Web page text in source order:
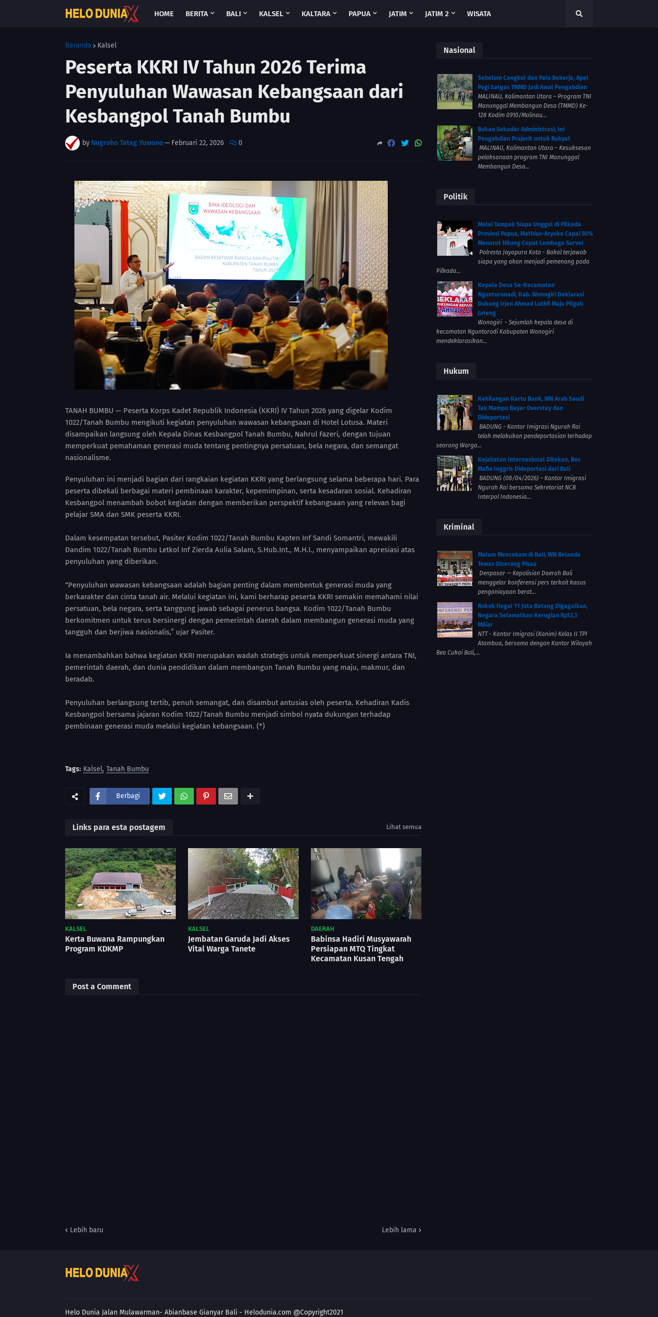
HOME BERITA BALI KALSEL KALTARA PAPUA JATIM JATIM 2 WISATA
Beranda Kalsel
Peserta KKRI IV Tahun 2026 Terima
Penyuluhan Wawasan Kebangsaan dari
Kesbangpol Tanah Bumbu
by Nugroho Tatag Yuwono— Februari 22, 2026 0
TANAH BUMBU — Peserta Korps Kadet Republik Indonesia (KKRI) IV Tahun 2026 yang digelar Kodim
1022/Tanah Bumbu mengikuti kegiatan penyuluhan wawasan kebangsaan di Hotel Lotusa. Materi
disampaikan langsung oleh Kepala Dinas Kesbangpol Tanah Bumbu, Nahrul Fazeri, dengan tujuan
memperkuat pemahaman generasi muda tentang pentingnya persatuan, bela negara, dan semangat
nasionalisme.
Penyuluhan ini menjadi bagian dari rangkaian kegiatan KKRI yang berlangsung selama beberapa hari. Para
peserta dibekali berbagai materi pembinaan karakter, kepemimpinan, serta kesadaran sosial. Kehadiran
Kesbangpol menambah bobot kegiatan dengan memberikan perspektif kebangsaan yang relevan bagi
pelajar SMA dan SMK peserta KKRI.
Dalam kesempatan tersebut, Pasiter Kodim 1022/Tanah Bumbu Kapten Inf Sandi Somantri, mewakili
Dandim 1022/Tanah Bumbu Letkol Inf Zierda Aulia Salam, S.Hub.Int., M.H.I., menyampaikan apresiasi atas
penyuluhan yang diberikan.
“Penyuluhan wawasan kebangsaan adalah bagian penting dalam membentuk generasi muda yang
berkarakter dan cinta tanah air. Melalui kegiatan ini, kami berharap peserta KKRI semakin memahami nilai
persatuan, bela negara, serta tanggung jawab sebagai penerus bangsa. Kodim 1022/Tanah Bumbu
berkomitmen untuk terus bersinergi dengan pemerintah daerah dalam membangun generasi muda yang
tangguh dan berjiwa nasionalis,” ujar Pasiter.
Ia menambahkan bahwa kegiatan KKRI merupakan wadah strategis untuk memperkuat sinergi antara TNI,
pemerintah daerah, dan dunia pendidikan dalam membangun Tanah Bumbu yang maju, makmur, dan
beradab.
Penyuluhan berlangsung tertib, penuh semangat, dan disambut antusias oleh peserta. Kehadiran Kadis
Kesbangpol bersama jajaran Kodim 1022/Tanah Bumbu menjadi simbol nyata dukungan terhadap
pembinaan generasi muda melalui kegiatan kebangsaan. (*)
Tags: Kalsel Tanah Bumbu
Berbagi
Links para esta postagem Lihat semua
KALSEL
Kerta Buwana Rampungkan
Program KDKMP
KALSEL
Jembatan Garuda Jadi Akses
Vital Warga Tanete
DAERAH
Babinsa Hadiri Musyawarah
Persiapan MTQ Tingkat
Kecamatan Kusan Tengah
Post a Comment
Lebih baru Lebih lama
Nasional
Sebelum Cangkul dan Palu Bekerja, Apel
Pagi Satgas TMMD Jadi Awal Pengabdian
MALINAU, Kalimantan Utara – Program TNI
Manunggal Membangun Desa (TMMD) Ke-
128 Kodim 0910/Malinau...
Bukan Sekadar Administrasi, Ini
Pengabdian Prajurit untuk Rakyat
MALINAU, Kalimantan Utara – Kesuksesan
pelaksanaan program TNI Manunggal
Membangun Desa...
Politik
Mulai Tampak Siapa Unggul di Pilkada
Provinsi Papua, Mathius-Aryoko Capai 50%
Menurut Hitung Cepat Lembaga Survei
Polresta Jayapura Kota - Bakal terjawab
siapa yang akan menjadi pemenang pada
Pilkada...
Kepala Desa Se-Kecamatan
Ngunturonadi, Kab. Wonogiri Deklarasi
Dukung Irjen Ahmad Luthfi Maju Pilgub
Jateng
Wonogiri - Sejumlah kepala desa di
kecamatan Nguntorodi Kabupaten Wonogiri
mendeklarasikan...
Hukum
Kehilangan Kartu Bank, WN Arab Saudi
Tak Mampu Bayar Overstay dan
Dideportasi
BADUNG - Kantor Imigrasi Ngurah Rai
telah melakukan pendeportasian terhadap
seorang Warga...
Kejahatan Internasional Ditekan, Bos
Mafia Inggris Dideportasi dari Bali
BADUNG (08/04/2026) – Kantor Imigrasi
Ngurah Rai bersama Sekretariat NCB
Interpol Indonesia...
Kriminal
Malam Mencekam di Bali, WN Belanda
Tewas Diserang Pisau
Denpasar — Kepolisian Daerah Bali
menggelar konferensi pers terkait kasus
penganiayaan berat...
Rokok Ilegal 11 Juta Batang Digagalkan,
Negara Selamatkan Kerugian Rp12,3
Miliar
NTT - Kantor Imigrasi (Kanim) Kelas II TPI
Atambua, bersama dengan Kantor Wilayah
Bea Cukai Bali,...
Helo Dunia Jalan Mulawarman- Abianbase Gianyar Bali - Helodunia.com @Copyright2021